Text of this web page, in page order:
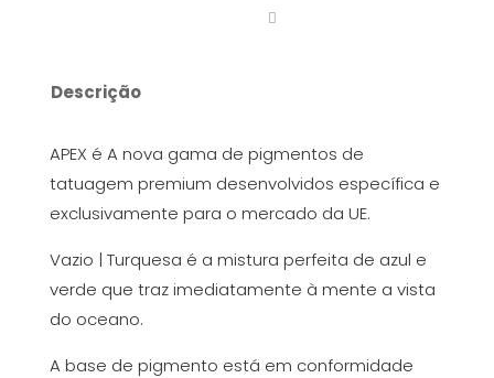
Ink
|
Turquoise
30
ml
Descrição
APEX é A nova gama de pigmentos de
tatuagem premium desenvolvidos específica e
exclusivamente para o mercado da UE.
Vazio | Turquesa é a mistura perfeita de azul e
verde que traz imediatamente à mente a vista
do oceano.
A base de pigmento está em conformidade